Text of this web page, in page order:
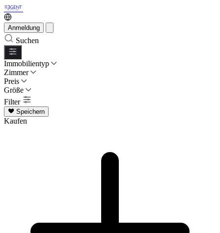
Anmeldung
Suchen
Immobilientyp
Zimmer
Preis
Größe
Filter
Speichern
Kaufen